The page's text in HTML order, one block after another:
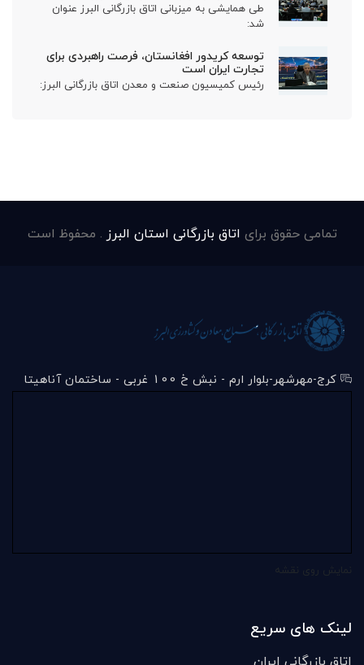
طی همایشی به میزبانی اتاق بازرگانی البرز عنوان
شد:
توسعه کریدور افغانستان، فرصت راهبردی برای
تجارت ایران است
رئیس کمیسیون صنعت و معدن اتاق بازرگانی البرز:
تمامی حقوق برای اتاق بازرگانی استان البرز . محفوظ است
کرج-مهرشهر-بلوار ارم - نبش خ 100 غربی - ساختمان آناهیتا
لینک های سریع